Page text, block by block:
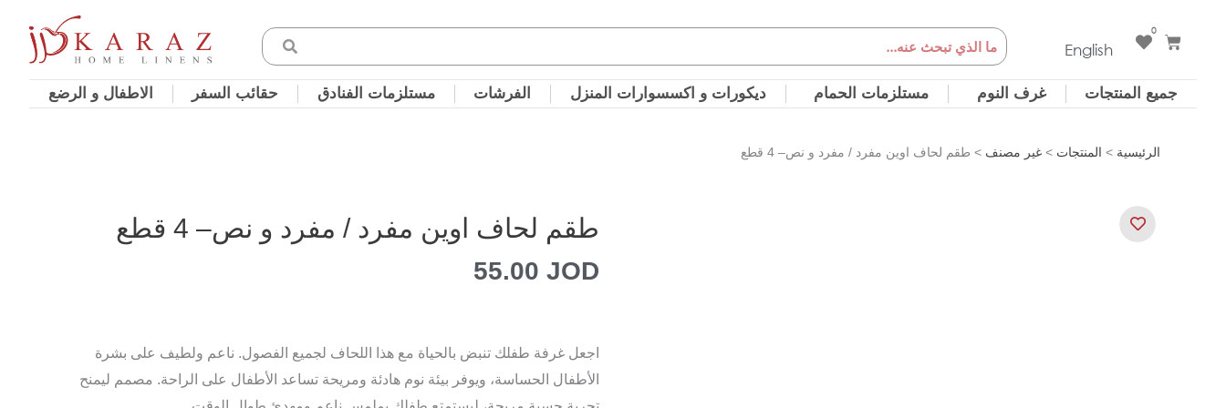
Search English
0
Cart
جميع المنتجات غرف النوم مستلزمات الحمام ديكورات و اكسسوارات المنزل الفرشات مستلزمات الفنادق حقائب السفر الاطفال و الرضع
الرئيسية > المنتجات > غير مصنف > طقم لحاف اوين مفرد / مفرد و نص– 4 قطع
طقم لحاف اوين مفرد / مفرد و نص– 4 قطع
55.00JOD
اجعل غرفة طفلك تنبض بالحياة مع هذا اللحاف لجميع الفصول. ناعم ولطيف على بشرة
الأطفال الحساسة، ويوفر بيئة نوم هادئة ومريحة تساعد الأطفال على الراحة. مصمم ليمنح